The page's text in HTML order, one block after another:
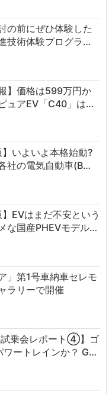
の前にぜひ体験した
技術体験プログラ…
】価格は599万円か
ュアEV「C40」は…
】いよいよ本格始動?
社の電気自動車(B…
】EVはまだ不安という
な国産PHEVモデル…
」第1号車納車セレモ
ラリーで開催
試乗会レポート④】ゴ
ワートレインか？ G…